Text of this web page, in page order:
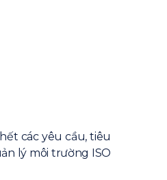
các yêu cầu, tiêu
lý môi trường ISO